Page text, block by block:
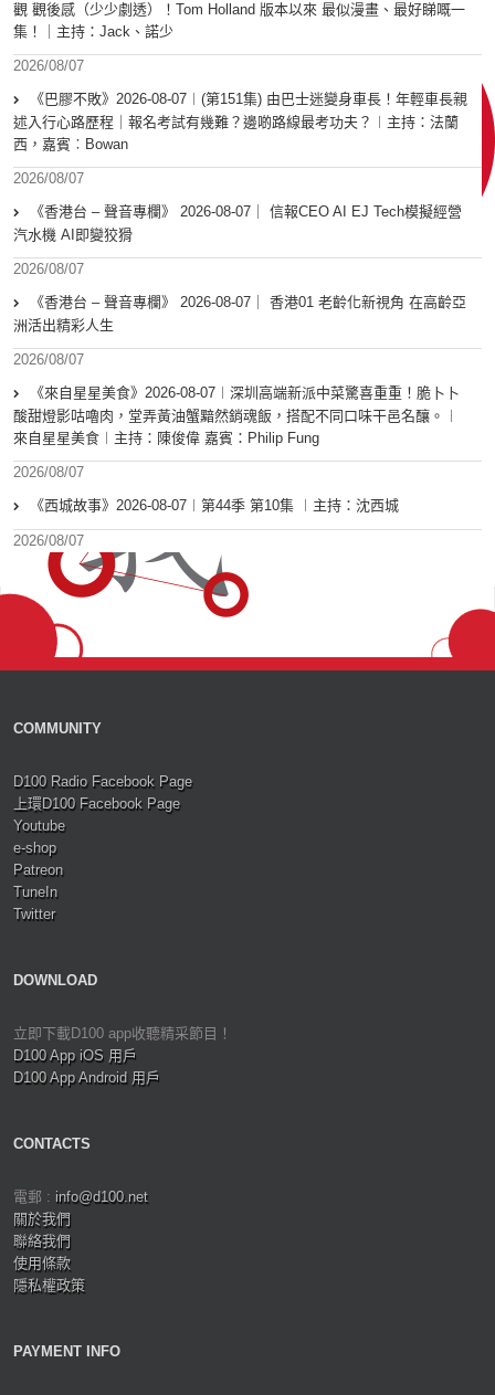
觀 觀後感（少少劇透）！Tom Holland 版本以來 最似漫畫、最好睇嘅一
集！｜主持：Jack、諾少
2026/08/07
《巴膠不敗》2026-08-07︱(第151集) 由巴士迷變身車長！年輕車長親
述入行心路歷程｜報名考試有幾難？邊啲路線最考功夫？︱主持：法蘭
西，嘉賓︰Bowan
2026/08/07
《香港台 – 聲音專欄》 2026-08-07｜ 信報CEO AI EJ Tech模擬經營
汽水機 AI即變狡猾
2026/08/07
《香港台 – 聲音專欄》 2026-08-07｜ 香港01 老齡化新視角 在高齡亞
洲活出精彩人生
2026/08/07
《來自星星美食》2026-08-07︱深圳高端新派中菜驚喜重重！脆卜卜
酸甜燈影咕嚕肉，堂弄黃油蟹黯然銷魂飯，搭配不同口味干邑名釀。︱
來自星星美食︱主持：陳俊偉 嘉賓：Philip Fung
2026/08/07
《西城故事》2026-08-07︱第44季 第10集 ︱主持：沈西城
2026/08/07
COMMUNITY
D100 Radio Facebook Page
上環D100 Facebook Page
Youtube
e-shop
Patreon
TuneIn
Twitter
DOWNLOAD
立即下載D100 app收聽精采節目！
D100 App iOS 用戶
D100 App Android 用戶
CONTACTS
電郵 : info@d100.net
關於我們
聯絡我們
使用條款
隱私權政策
PAYMENT INFO